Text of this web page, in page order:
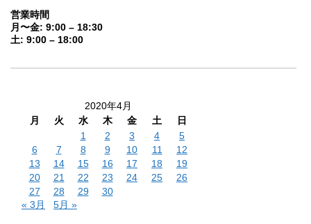
営業時間
月〜金: 9:00 – 18:30
土: 9:00 – 18:00
2020年4月
月
火 水 木 金 土
日
1
2 3 4
5
6
7 8 9 10 11
12
13
14 15 16 17 18
19
20
21 22 23 24 25
26
27
28 29
30
« 3月
5月 »